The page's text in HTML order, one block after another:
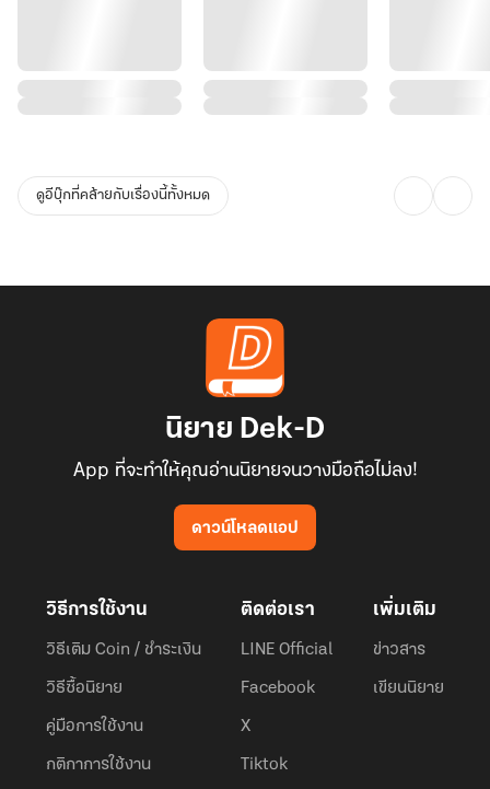
ดูอีบุ๊กที่คล้ายกับเรื่องนี้ทั้งหมด
นิยาย Dek-D
App ที่จะทำให้คุณอ่านนิยายจนวางมือถือไม่ลง!
ดาวน์โหลดแอป
วิธีการใช้งาน
วิธีเติม Coin / ชำระเงิน
วิธีซื้อนิยาย
คู่มือการใช้งาน
กติกาการใช้งาน
ติดต่อเรา
LINE Official
Facebook
X
Tiktok
เพิ่มเติม
ข่าวสาร
เขียนนิยาย